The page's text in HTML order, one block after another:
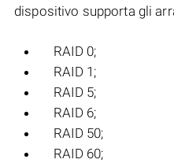
dispositivo supporta gli
RAID 0;
RAID 1;
RAID 5;
RAID 6;
RAID 50;
RAID 60;